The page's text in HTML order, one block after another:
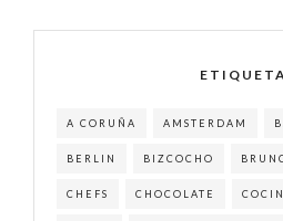
A CORUÑA AMSTERDAM
BERLIN BIZCOCHO
CHEFS CHOCOLATE